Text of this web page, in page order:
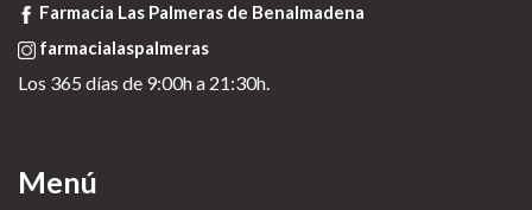
Farmacia Las Palmeras de Benalmadena
farmacialaspalmeras
Los 365 días de 9:00h a 21:30h.
Menú